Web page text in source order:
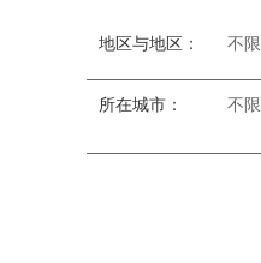
地区与地区： 不限
所在城市： 不限